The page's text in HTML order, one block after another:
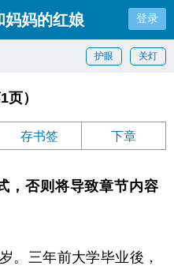
妈妈的红娘 登录
关灯
护眼
页）
存书签 下章
，否则将导致章节内容
。三年前大学毕业後，